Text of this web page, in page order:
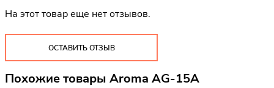
На этот товар еще нет отзывов.
ОСТАВИТЬ ОТЗЫВ
Похожие товары Aroma AG-15A